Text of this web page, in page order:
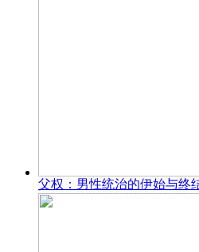
父权：男性统治的伊始与终